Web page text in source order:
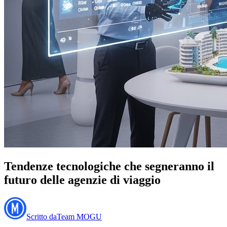
Tendenze tecnologiche che segneranno il
futuro delle agenzie di viaggio
Scritto daTeam MOGU